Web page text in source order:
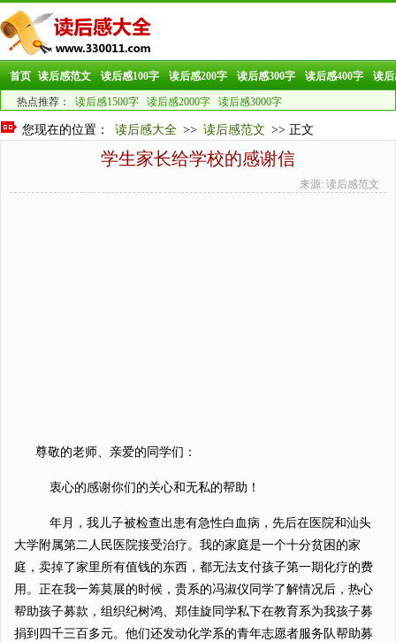
首页 读后感范文 读后感100字 读后感200字 读后感300字 读后感400字 读后
热点推荐： 读后感1500字 读后感2000字 读后感3000字
您现在的位置： 读后感大全 >> 读后感范文 >> 正文
学生家长给学校的感谢信
来源: 读后感范文
尊敬的老师、亲爱的同学们：
衷心的感谢你们的关心和无私的帮助！
年月，我儿子被检查出患有急性白血病，先后在医院和汕头
大学附属第二人民医院接受治疗。我的家庭是一个十分贫困的家
庭，卖掉了家里所有值钱的东西，都无法支付孩子第一期化疗的费
用。正在我一筹莫展的时候，贵系的冯淑仪同学了解情况后，热心
帮助孩子募款，组织纪树鸿、郑佳旋同学私下在教育系为我孩子募
捐到四千三百多元。他们还发动化学系的青年志愿者服务队帮助募